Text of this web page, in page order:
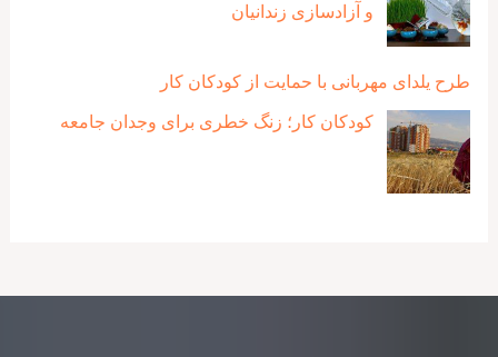
و آزادسازی زندانیان
طرح یلدای مهربانی با حمایت از کودکان کار
کودکان کار؛ زنگ خطری برای وجدان جامعه